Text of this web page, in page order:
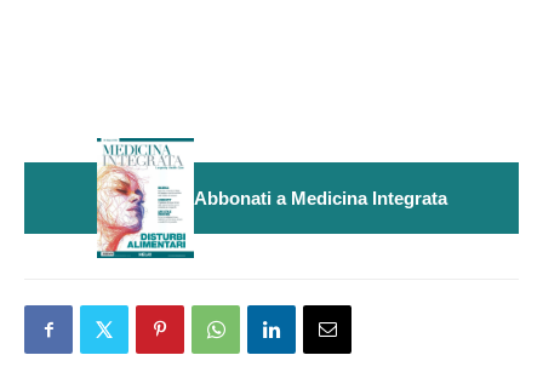
Abbonati a Medicina Integrata